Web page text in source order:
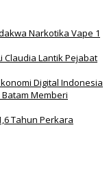
Narkotika Vape 1
Claudia Lantik Pejabat
Digital Indonesia
Memberi
Tahun Perkara